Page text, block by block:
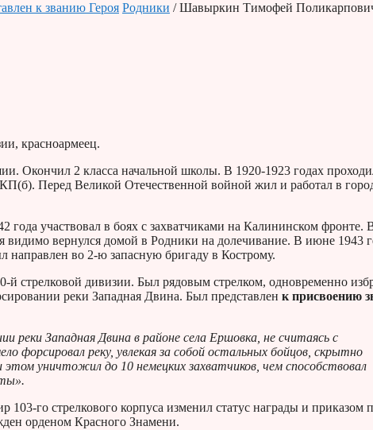
к званию Героя Родники / Шавыркин Тимофей
красноармеец.
Окончил 2 класса начальной школы. В 1920-1923 годах
Перед Великой Отечественной войной жил и работал в
участвовал в боях с захватчиками на Калининском фронте.
видимо вернулся домой в Родники на долечивание. В июне 1943
во 2-ю запасную бригаду в Кострому.
й стрелковой дивизии. Был рядовым стрелком, одновременно
реки Западная Двина. Был представлен к присвоению
реки Западная Двина в районе села Ершовка, не считаясь с
форсировал реку, увлекая за собой остальных бойцов, скрытно
уничтожил до 10 немецких захватчиков, чем способствовал
го стрелкового корпуса изменил статус награды и приказом
орденом Красного Знамени.